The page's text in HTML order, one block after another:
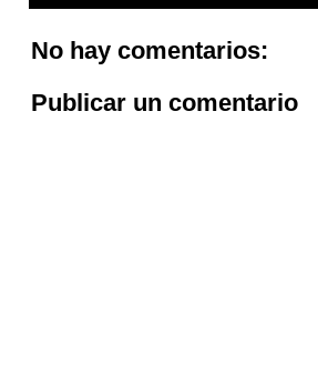
No hay comentarios:
Publicar un comentario